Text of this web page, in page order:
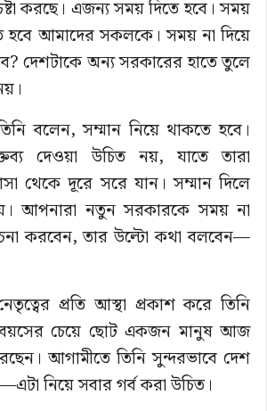
করছে। এজন্য সময় দিতে হবে। সময়
হবে আমাদের সকলকে। সময় না দিয়ে
দেশটাকে অন্য সরকারের হাতে তুলে
বলেন, সম্মান নিয়ে থাকতে হবে।
দেওয়া উচিত নয়, যাতে তারা
থেকে দূরে সরে যান। সম্মান দিলে
আপনারা নতুন সরকারকে সময় না
করবেন, তার উল্টো কথা বলবেন—
প্রতি আস্থা প্রকাশ করে তিনি
চেয়ে ছোট একজন মানুষ আজ
আগামীতে তিনি সুন্দরভাবে দেশ
নিয়ে সবার গর্ব করা উচিত।